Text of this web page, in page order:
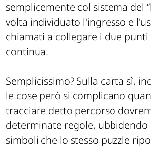
semplicemente col sistema del
volta individuato l'ingresso e
chiamati a collegare i due punti
continua.
Semplicissimo? Sulla carta sì,
le cose però si complicano
tracciare detto percorso
determinate regole, ubbidendo
simboli che lo stesso puzzle